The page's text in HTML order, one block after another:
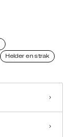
Helder en strak